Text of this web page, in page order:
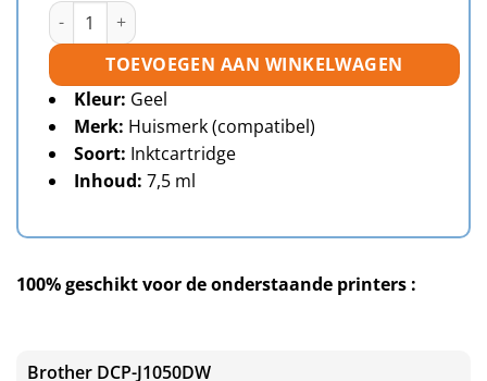
Brother LC421XL Y inktcartridge geel huismerk aantal
TOEVOEGEN AAN WINKELWAGEN
Kleur: Geel
Merk: Huismerk (compatibel)
Soort: Inktcartridge
Inhoud: 7,5 ml
100% geschikt voor de onderstaande printers :
Brother DCP-J1050DW